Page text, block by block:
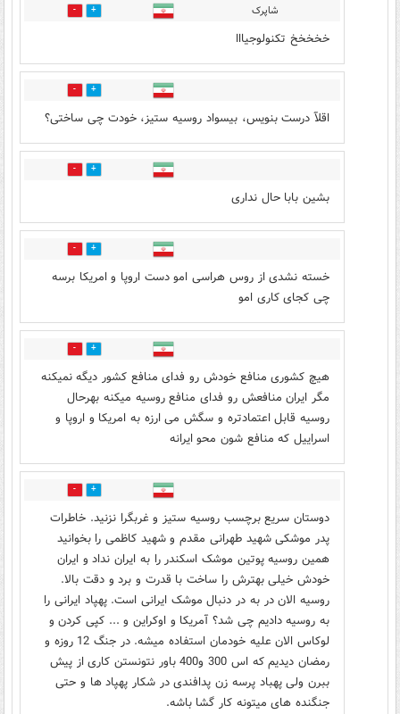
شاپرک 2
خخخخخ تکنولوجیااا
1
اقلآ درست بنویس، بیسواد روسیه ستیز، خودت چی ساختی؟
1
بشین بابا حال نداری
1
خسته نشدی از روس هراسی امو دست اروپا و امریکا برسه
چی کجای کاری امو
3
هیچ کشوری منافع خودش رو فدای منافع کشور دیگه نمیکنه
مگر ایران منافعش رو فدای منافع روسیه میکنه بهرحال
روسیه قابل اعتمادتره و سگش می ارزه به امریکا و اروپا و
اسراییل که منافع شون محو ایرانه
2
دوستان سریع برچسب روسیه ستیز و غربگرا نزنید. خاطرات
پدر موشکی شهید طهرانی مقدم و شهید کاظمی را بخوانید
همین روسیه پوتین موشک اسکندر را به ایران نداد و ایران
خودش خیلی بهترش را ساخت با قدرت و برد و دقت بالا.
روسیه الان در به در دنبال موشک ایرانی است. پهپاد ایرانی را
به روسیه دادیم چی شد؟ آمریکا و اوکراین و ... کپی کردن و
لوکاس الان علیه خودمان استفاده میشه. در جنگ 12 روزه و
رمضان دیدیم که اس 300 و400 باور نتونستن کاری از پیش
ببرن ولی پهباد پرسه زن پدافندی در شکار پهپاد ها و حتی
جنگنده های میتونه کار گشا باشه.